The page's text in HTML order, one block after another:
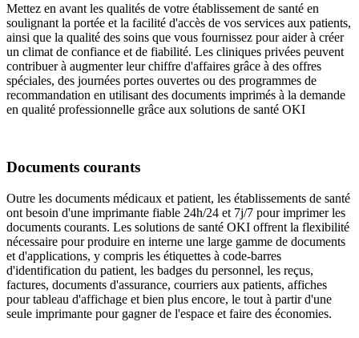
Mettez en avant les qualités de votre établissement de santé en
soulignant la portée et la facilité d'accès de vos services aux patients,
ainsi que la qualité des soins que vous fournissez pour aider à créer
un climat de confiance et de fiabilité. Les cliniques privées peuvent
contribuer à augmenter leur chiffre d'affaires grâce à des offres
spéciales, des journées portes ouvertes ou des programmes de
recommandation en utilisant des documents imprimés à la demande
en qualité professionnelle grâce aux solutions de santé OKI
Documents courants
Outre les documents médicaux et patient, les établissements de santé
ont besoin d'une imprimante fiable 24h/24 et 7j/7 pour imprimer les
documents courants. Les solutions de santé OKI offrent la flexibilité
nécessaire pour produire en interne une large gamme de documents
et d'applications, y compris les étiquettes à code-barres
d'identification du patient, les badges du personnel, les reçus,
factures, documents d'assurance, courriers aux patients, affiches
pour tableau d'affichage et bien plus encore, le tout à partir d'une
seule imprimante pour gagner de l'espace et faire des économies.